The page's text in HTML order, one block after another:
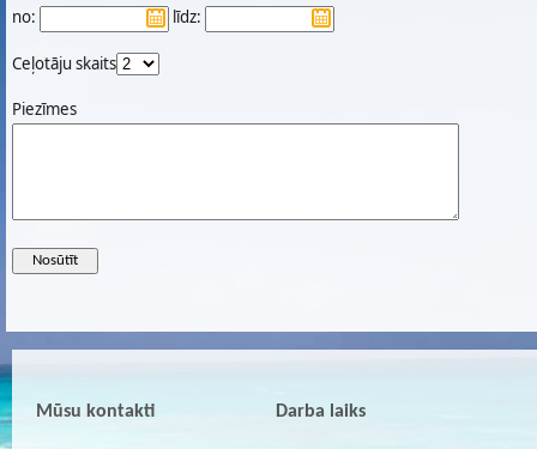
no:
līdz:
Ceļotāju skaits
Piezīmes
Mūsu kontakti Darba laiks